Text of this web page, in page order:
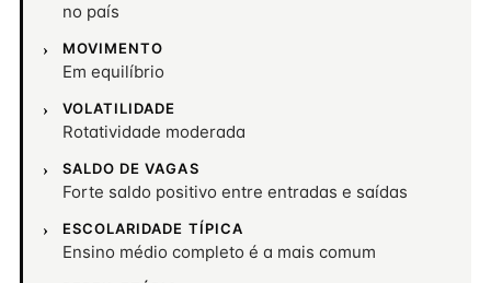
no país
MOVIMENTO
Em equilíbrio
VOLATILIDADE
Rotatividade moderada
SALDO DE VAGAS
Forte saldo positivo entre entradas e saídas
ESCOLARIDADE TÍPICA
Ensino médio completo é a mais comum